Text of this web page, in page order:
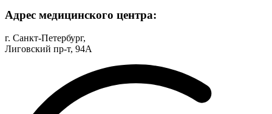
Адрес медицинского центра:
г. Санкт-Петербург,
Лиговский пр-т, 94А